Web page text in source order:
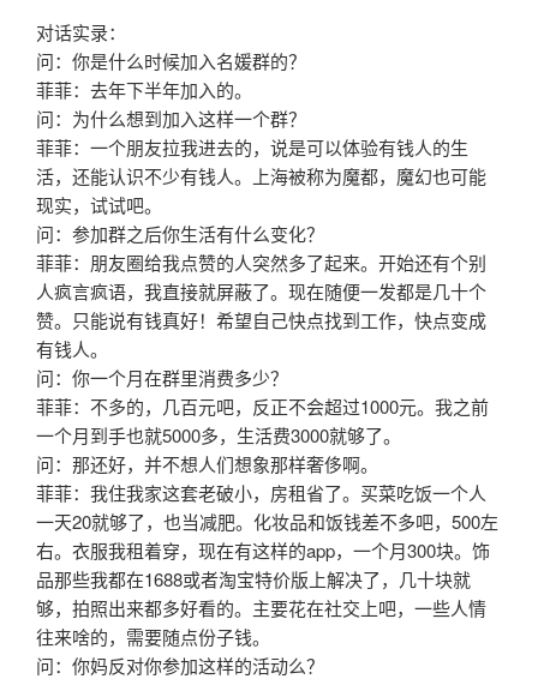
对话实录：
问：你是什么时候加入名媛群的？
菲菲：去年下半年加入的。
问：为什么想到加入这样一个群？
菲菲：一个朋友拉我进去的，说是可以体验有钱人的生
活，还能认识不少有钱人。上海被称为魔都，魔幻也可能
现实，试试吧。
问：参加群之后你生活有什么变化？
菲菲：朋友圈给我点赞的人突然多了起来。开始还有个别
人疯言疯语，我直接就屏蔽了。现在随便一发都是几十个
赞。只能说有钱真好！希望自己快点找到工作，快点变成
有钱人。
问：你一个月在群里消费多少？
菲菲：不多的，几百元吧，反正不会超过1000元。我之前
一个月到手也就5000多，生活费3000就够了。
问：那还好，并不想人们想象那样奢侈啊。
菲菲：我住我家这套老破小，房租省了。买菜吃饭一个人
一天20就够了，也当减肥。化妆品和饭钱差不多吧，500左
右。衣服我租着穿，现在有这样的app，一个月300块。饰
品那些我都在1688或者淘宝特价版上解决了，几十块就
够，拍照出来都多好看的。主要花在社交上吧，一些人情
往来啥的，需要随点份子钱。
问：你妈反对你参加这样的活动么？